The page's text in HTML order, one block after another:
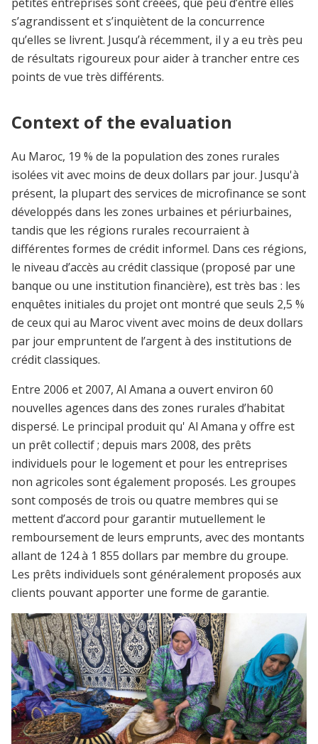
s’agrandissent et s’inquiètent de la concurrence
qu’elles se livrent. Jusqu’à récemment, il y a eu très peu
de résultats rigoureux pour aider à trancher entre ces
points de vue très différents.
Context of the evaluation
Au Maroc, 19 % de la population des zones rurales
isolées vit avec moins de deux dollars par jour. Jusqu'à
présent, la plupart des services de microfinance se sont
développés dans les zones urbaines et périurbaines,
tandis que les régions rurales recourraient à
différentes formes de crédit informel. Dans ces régions,
le niveau d’accès au crédit classique (proposé par une
banque ou une institution financière), est très bas : les
enquêtes initiales du projet ont montré que seuls 2,5 %
de ceux qui au Maroc vivent avec moins de deux dollars
par jour empruntent de l’argent à des institutions de
crédit classiques.
Entre 2006 et 2007, Al Amana a ouvert environ 60
nouvelles agences dans des zones rurales d’habitat
dispersé. Le principal produit qu' Al Amana y offre est
un prêt collectif ; depuis mars 2008, des prêts
individuels pour le logement et pour les entreprises
non agricoles sont également proposés. Les groupes
sont composés de trois ou quatre membres qui se
mettent d’accord pour garantir mutuellement le
remboursement de leurs emprunts, avec des montants
allant de 124 à 1 855 dollars par membre du groupe.
Les prêts individuels sont généralement proposés aux
clients pouvant apporter une forme de garantie.